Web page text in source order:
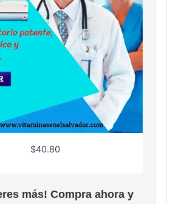
$40.80
más! Compra ahora y